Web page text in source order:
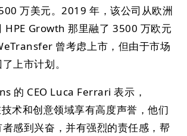
万美元。2019 年，该公司从欧洲
HPE Growth 那里融了 3500 万欧元
曾考虑上市，但由于市场
上市计划。
的 CEO Luca Ferrari 表示，
术和创意领域享有高度声誉，他们
感到兴奋，并有强烈的责任感，帮